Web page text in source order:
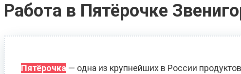
Работа в Пятёрочке
Пятёрочка — одна из крупнейших в России